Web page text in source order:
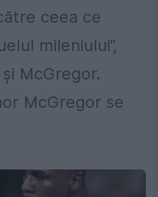
ceea ce
mileniului”,
McGregor.
McGregor se